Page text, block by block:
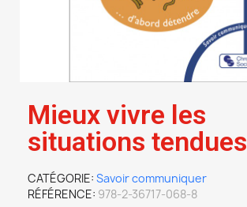
Mieux vivre les
situations tendues
CATÉGORIE Savoir communiquer
RÉFÉRENCE 978-2-36717-068-8